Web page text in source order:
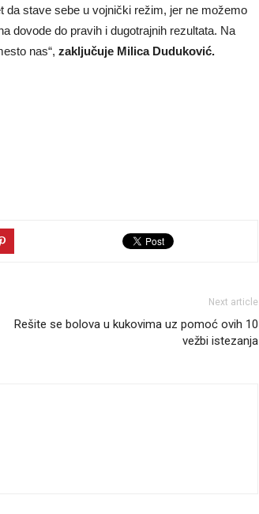
da stave sebe u vojnički režim, jer ne možemo
dovode do pravih i dugotrajnih rezultata. Na
nas“, zaključuje Milica Duduković.
Next article
Rešite se bolova u kukovima uz pomoć ovih 10
vežbi istezanja